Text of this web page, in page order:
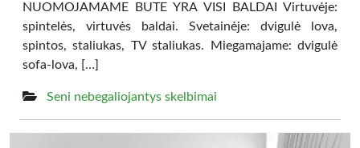
NUOMOJAMAME BUTE YRA VISI BALDAI Virtuvėje:
spintelės, virtuvės baldai. Svetainėje: dvigulė lova,
spintos, staliukas, TV staliukas. Miegamajame: dvigulė
sofa-lova, […]
Seni nebegaliojantys skelbimai